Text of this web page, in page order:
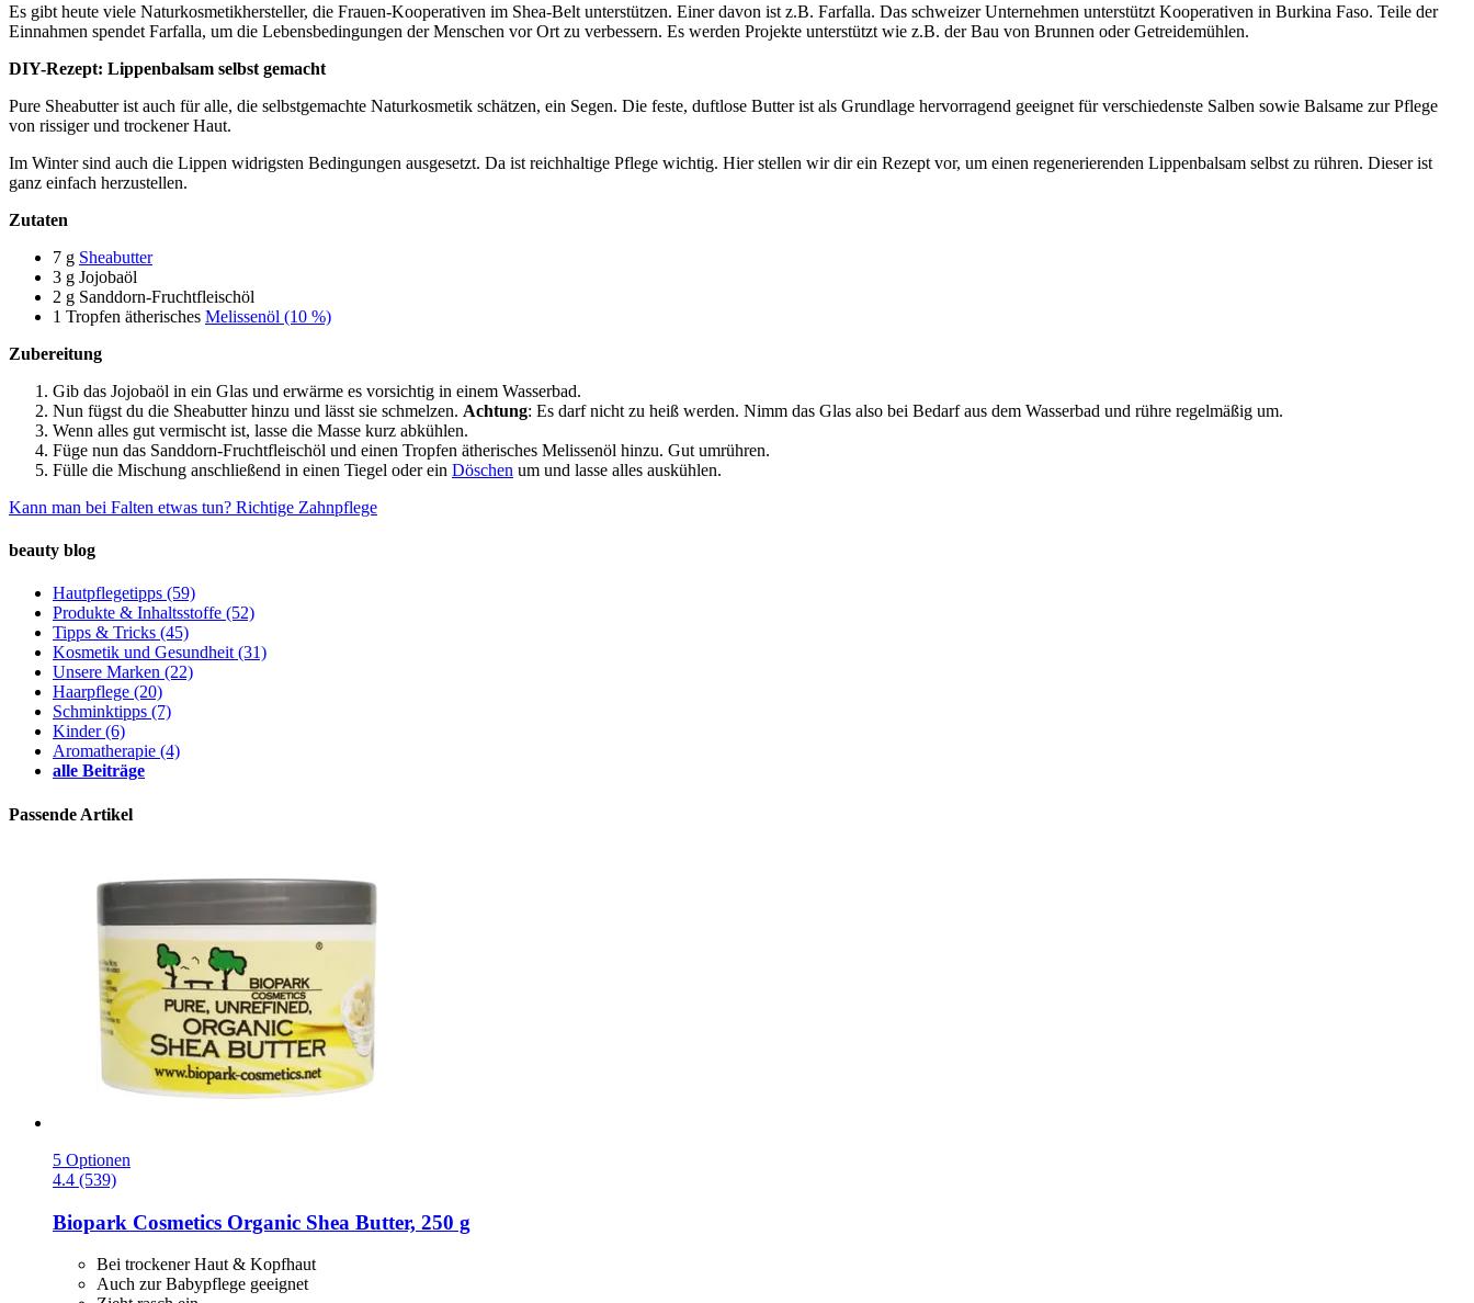
Es gibt heute viele Naturkosmetikhersteller, die Frauen-Kooperativen im Shea-Belt unterstützen. Einer davon ist z.B. Farfalla. Das schweizer Unternehmen unterstützt Kooperativen in Burkina Faso. Teile der
Einnahmen spendet Farfalla, um die Lebensbedingungen der Menschen vor Ort zu verbessern. Es werden Projekte unterstützt wie z.B. der Bau von Brunnen oder Getreidemühlen.
DIY-Rezept: Lippenbalsam selbst gemacht
Pure Sheabutter ist auch für alle, die selbstgemachte Naturkosmetik schätzen, ein Segen. Die feste, duftlose Butter ist als Grundlage hervorragend geeignet für verschiedenste Salben sowie Balsame zur Pflege
von rissiger und trockener Haut.
Im Winter sind auch die Lippen widrigsten Bedingungen ausgesetzt. Da ist reichhaltige Pflege wichtig. Hier stellen wir dir ein Rezept vor, um einen regenerierenden Lippenbalsam selbst zu rühren. Dieser ist
ganz einfach herzustellen.
Zutaten
7 g Sheabutter
3 g Jojobaöl
2 g Sanddorn-Fruchtfleischöl
1 Tropfen ätherisches Melissenöl (10 %)
Zubereitung
Gib das Jojobaöl in ein Glas und erwärme es vorsichtig in einem Wasserbad.
Nun fügst du die Sheabutter hinzu und lässt sie schmelzen. Achtung: Es darf nicht zu heiß werden. Nimm das Glas also bei Bedarf aus dem Wasserbad und rühre regelmäßig um.
Wenn alles gut vermischt ist, lasse die Masse kurz abkühlen.
Füge nun das Sanddorn-Fruchtfleischöl und einen Tropfen ätherisches Melissenöl hinzu. Gut umrühren.
Fülle die Mischung anschließend in einen Tiegel oder ein Döschen um und lasse alles auskühlen.
Kann man bei Falten etwas tun? Richtige Zahnpflege
beauty blog
Hautpflegetipps (59)
Produkte & Inhaltsstoffe (52)
Tipps & Tricks (45)
Kosmetik und Gesundheit(31)
Unsere Marken (22)
Haarpflege (20)
Schminktipps (7)
Kinder(6)
Aromatherapie (4)
alle Beiträge
Passende Artikel
5 Optionen
4.4 (539)
Biopark Cosmetics Organic Shea Butter, 250 g
Bei trockener Haut & Kopfhaut
Auch zur Babypflege geeignet